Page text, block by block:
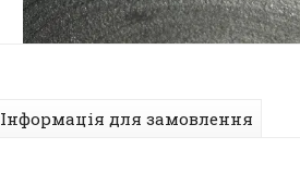
Інформація для замовлення